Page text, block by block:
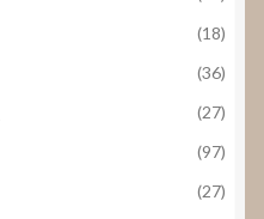
(18)
(36)
(27)
(97)
(27)